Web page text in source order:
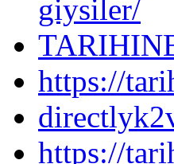
giysiler/
https://
https://